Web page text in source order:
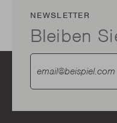
NEWSLETTER
Bleiben